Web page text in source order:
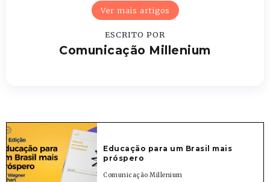
Ver mais artigos
ESCRITO POR
Comunicação Millenium
Educação para um Brasil mais
próspero
Comunicação Millenium